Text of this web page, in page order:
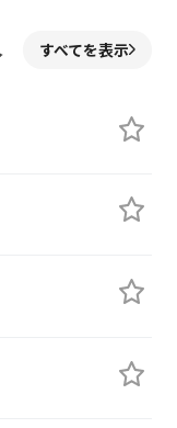
すべてを表示